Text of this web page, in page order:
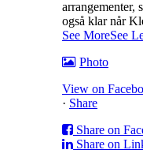
arrangementer,
også klar når
See MoreSee
Photo
View on
· Share
Share on
Share on